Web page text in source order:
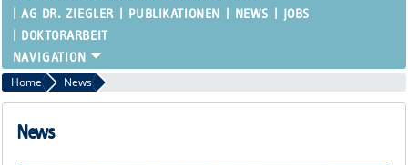
AG DR. ZIEGLER
PUBLIKATIONEN NEWS
JOBS
DOKTORARBEIT
Home News
News